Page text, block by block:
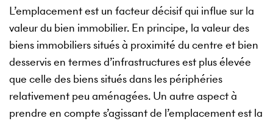
L’emplacement est un facteur décisif qui influe sur la
valeur du bien immobilier. En principe, la valeur des
biens immobiliers situés à proximité du centre et bien
desservis en termes d’infrastructures est plus élevée
que celle des biens situés dans les périphéries
relativement peu aménagées. Un autre aspect à
prendre en compte s’agissant de l’emplacement est la